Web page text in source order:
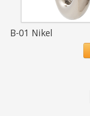
B-01 Nikel